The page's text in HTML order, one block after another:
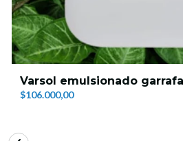
Varsol emulsionado
$106.000,00